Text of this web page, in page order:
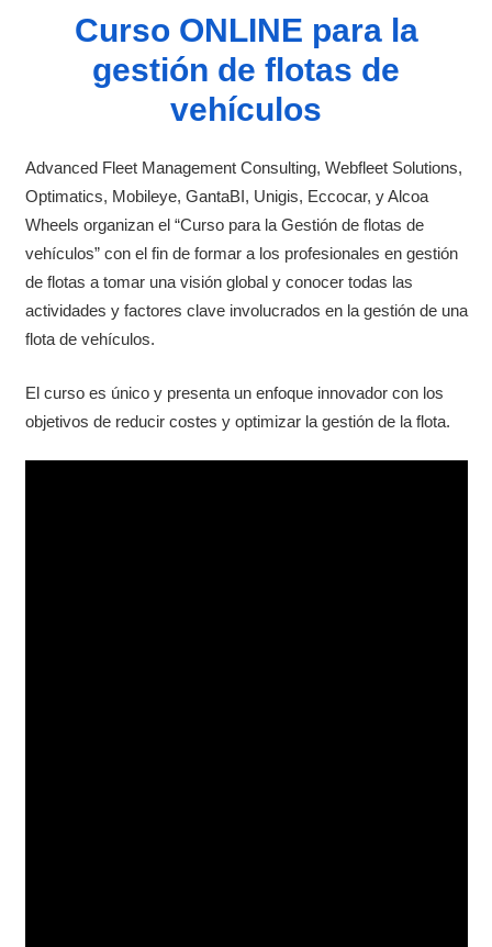
Curso ONLINE para la
gestión de flotas de
vehículos
Advanced Fleet Management Consulting, Webfleet Solutions,
Optimatics, Mobileye, GantaBI, Unigis, Eccocar, y Alcoa
Wheels organizan el “Curso para la Gestión de flotas de
vehículos” con el fin de formar a los profesionales en gestión
de flotas a tomar una visión global y conocer todas las
actividades y factores clave involucrados en la gestión de una
flota de vehículos.
El curso es único y presenta un enfoque innovador con los
objetivos de reducir costes y optimizar la gestión de la flota.